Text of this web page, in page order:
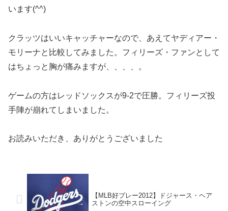
います(^^)
クラッツはいいキャッチャーなので、あえてヤディアー・
モリーナと比較してみました。フィリーズ・ファンとして
はちょっと胸が痛みますが、、、、。
ゲームの方はレッドソックスが9-2で圧勝。フィリーズ投
手陣が崩れてしまいました。
お読みいただき、ありがとうございました
【MLB好プレー2012】ドジャース・ヘア
ストンの空中スローイング